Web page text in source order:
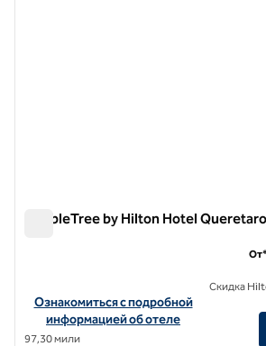
DoubleTree by Hilton Hotel Queretaro
Посмотреть информацию об отеле
Ознакомиться с подробной
информацией об отеле
97,30 мили
Скидка